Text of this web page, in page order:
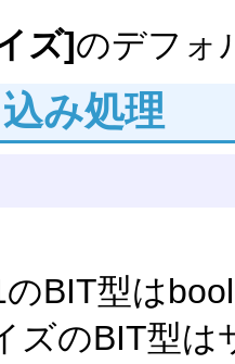
ズ]のデフォ
み処理
BIT型は
ズのBIT型